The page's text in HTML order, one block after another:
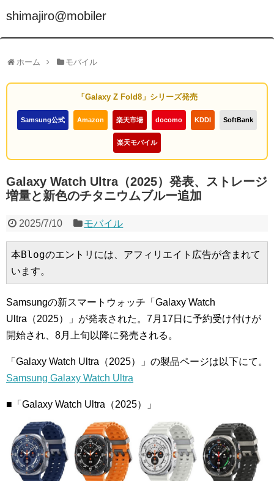
shimajiro@mobiler
ホーム モバイル
「Galaxy Z Fold8」シリーズ発売
Samsung公式 Amazon 楽天市場 docomo KDDI SoftBank
楽天モバイル
Galaxy Watch Ultra（2025）発表、ストレージ
増量と新色のチタニウムブルー追加
2025/7/10 モバイル
本Blogのエントリには、アフィリエイト広告が含まれて
います。
Samsungの新スマートウォッチ「Galaxy Watch
Ultra（2025）」が発表された。7月17日に予約受け付けが
開始され、8月上旬以降に発売される。
「Galaxy Watch Ultra（2025）」の製品ページは以下にて。
Samsung Galaxy Watch Ultra
■「Galaxy Watch Ultra（2025）」